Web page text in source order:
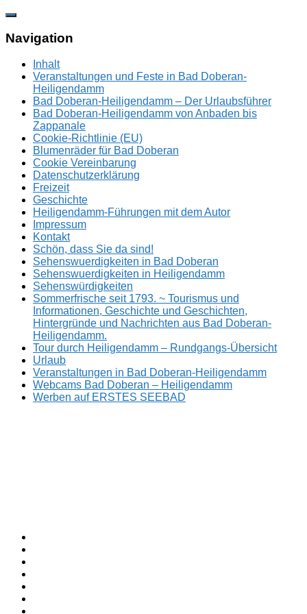
Zum
springen
Navigation
Inhalt
Veranstaltungen und Feste in Bad Doberan-
Heiligendamm
Bad Doberan-Heiligendamm – Der Urlaubsführer
Bad Doberan-Heiligendamm von Anbaden bis
Zappanale
Cookie-Richtlinie (EU)
Blumenräder für Bad Doberan
Cookie Vereinbarung
Datenschutzerklärung
Freizeit
Geschichte
Heiligendamm-Führungen mit dem Autor
Impressum
Kontakt
Schön, dass Sie da sind!
Sehenswuerdigkeiten in Bad Doberan
Sehenswuerdigkeiten in Heiligendamm
Sehenswürdigkeiten
Sommerfrische seit 1793. ~ Tourismus und
Informationen, Geschichte und Geschichten,
Hintergründe und Nachrichten aus Bad Doberan-
Heiligendamm.
Tour durch Heiligendamm – Rundgangs-Übersicht
Urlaub
Veranstaltungen in Bad Doberan-Heiligendamm
Webcams Bad Doberan – Heiligendamm
Werben auf ERSTES SEEBAD
ERSTES
SEEBAD
Sommerfrische
seit
1793.